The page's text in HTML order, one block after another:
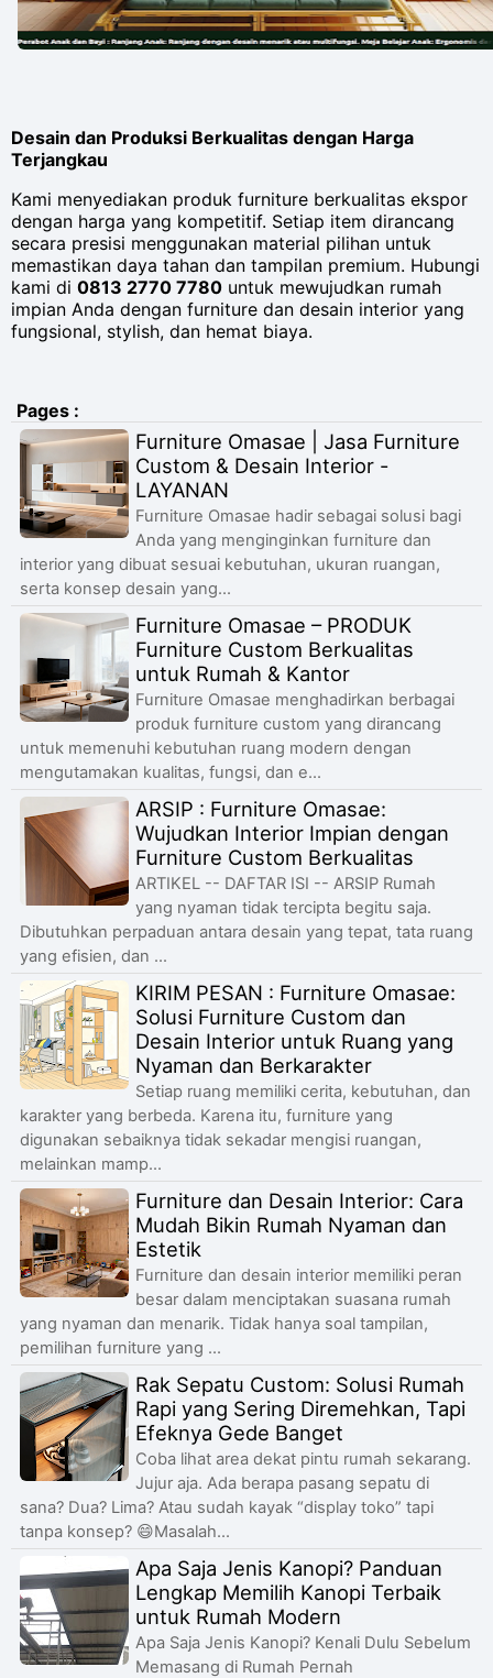
Desain dan Produksi Berkualitas dengan Harga
Terjangkau
Kami menyediakan produk furniture berkualitas ekspor
dengan harga yang kompetitif. Setiap item dirancang
secara presisi menggunakan material pilihan untuk
memastikan daya tahan dan tampilan premium. Hubungi
kami di 0813 2770 7780 untuk mewujudkan rumah
impian Anda dengan furniture dan desain interior yang
fungsional, stylish, dan hemat biaya.
Pages :
Furniture Omasae | Jasa Furniture
Custom & Desain Interior -
LAYANAN
Furniture Omasae hadir sebagai solusi bagi
Anda yang menginginkan furniture dan
interior yang dibuat sesuai kebutuhan, ukuran ruangan,
serta konsep desain yang...
Furniture Omasae – PRODUK
Furniture Custom Berkualitas
untuk Rumah & Kantor
Furniture Omasae menghadirkan berbagai
produk furniture custom yang dirancang
untuk memenuhi kebutuhan ruang modern dengan
mengutamakan kualitas, fungsi, dan e...
ARSIP : Furniture Omasae:
Wujudkan Interior Impian dengan
Furniture Custom Berkualitas
ARTIKEL -- DAFTAR ISI -- ARSIP Rumah
yang nyaman tidak tercipta begitu saja.
Dibutuhkan perpaduan antara desain yang tepat, tata ruang
yang efisien, dan ...
KIRIM PESAN : Furniture Omasae:
Solusi Furniture Custom dan
Desain Interior untuk Ruang yang
Nyaman dan Berkarakter
Setiap ruang memiliki cerita, kebutuhan, dan
karakter yang berbeda. Karena itu, furniture yang
digunakan sebaiknya tidak sekadar mengisi ruangan,
melainkan mamp...
Furniture dan Desain Interior: Cara
Mudah Bikin Rumah Nyaman dan
Estetik
Furniture dan desain interior memiliki peran
besar dalam menciptakan suasana rumah
yang nyaman dan menarik. Tidak hanya soal tampilan,
pemilihan furniture yang ...
Rak Sepatu Custom: Solusi Rumah
Rapi yang Sering Diremehkan, Tapi
Efeknya Gede Banget
Coba lihat area dekat pintu rumah sekarang.
Jujur aja. Ada berapa pasang sepatu di
sana? Dua? Lima? Atau sudah kayak “display toko” tapi
tanpa konsep? 😄Masalah...
Apa Saja Jenis Kanopi? Panduan
Lengkap Memilih Kanopi Terbaik
untuk Rumah Modern
Apa Saja Jenis Kanopi? Kenali Dulu Sebelum
Memasang di Rumah Pernah